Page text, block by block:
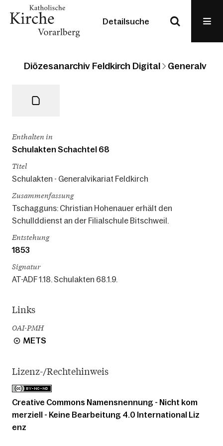
Detailsuche
Diözesanarchiv Feldkirch Digital
Enthalten in
Schulakten Schachtel 68
Titel
Schulakten - Generalvikariat Feldkirch
Zusammenfassung
Tschagguns: Christian Hohenauer erhält den
Schullddienst an der Filialschule Bitschweil.
Entstehung
1853
Signatur
AT-ADF 1.18. Schulakten 68.1.9.
Links
OAI-PMH
METS
Lizenz-/Rechtehinweis
Creative Commons Namensnennung - Nicht kom
merziell - Keine Bearbeitung 4.0 International Liz
enz